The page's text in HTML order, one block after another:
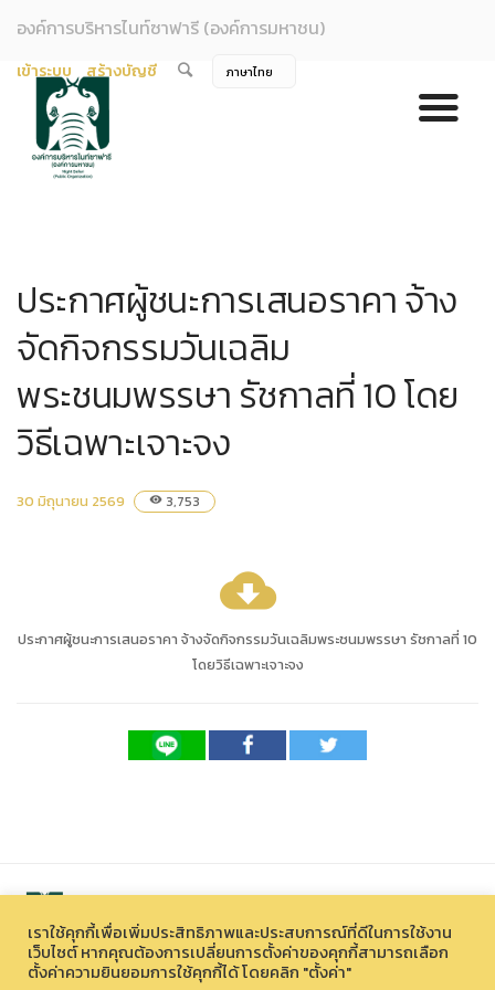
องค์การบริหารไนท์ซาฟารี (องค์การมหาชน)
เข้าระบบ สร้างบัญชี
ประกาศผู้ชนะการเสนอราคา จ้าง
จัดกิจกรรมวันเฉลิม
พระชนมพรรษา รัชกาลที่ 10 โดย
วิธีเฉพาะเจาะจง
30 มิถุนายน 2569 visibility 3,753
cloud_download
ประกาศผู้ชนะการเสนอราคา จ้างจัดกิจกรรมวันเฉลิมพระชนมพรรษา รัชกาลที่ 10
โดยวิธีเฉพาะเจาะจง
เราใช้คุกกี้เพื่อเพิ่มประสิทธิภาพและประสบการณ์ที่ดีในการใช้งาน
เว็บไซต์ หากคุณต้องการเปลี่ยนการตั้งค่าของคุกกี้สามารถเลือก
ตั้งค่าความยินยอมการใช้คุกกี้ได้ โดยคลิก "ตั้งค่า"